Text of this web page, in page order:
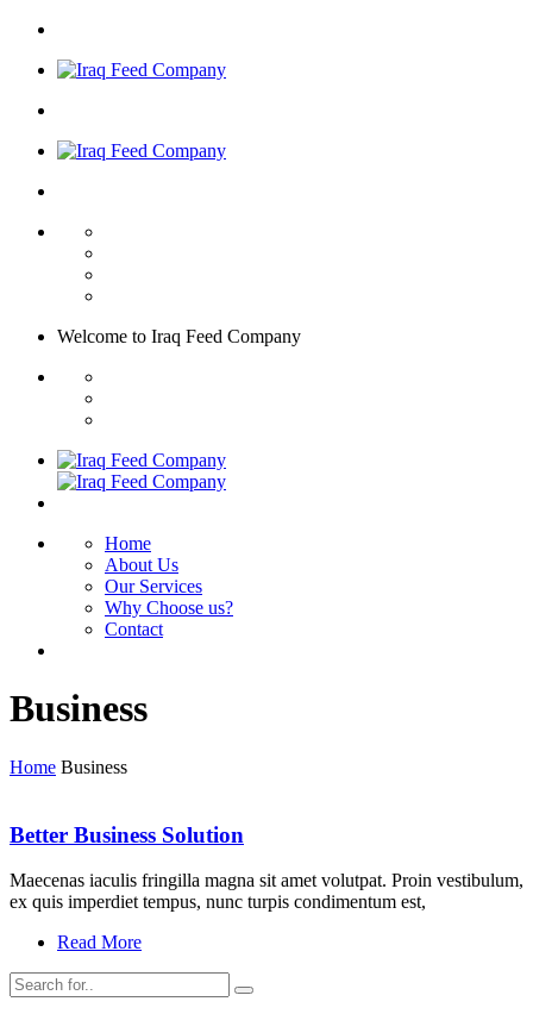
Welcome to Iraq Feed Company
Home
About Us
Our Services
Why Choose us?
Contact
Business
Home Business
Better Business Solution
Maecenas iaculis fringilla magna sit amet volutpat. Proin vestibulum,
ex quis imperdiet tempus, nunc turpis condimentum est,
Read More